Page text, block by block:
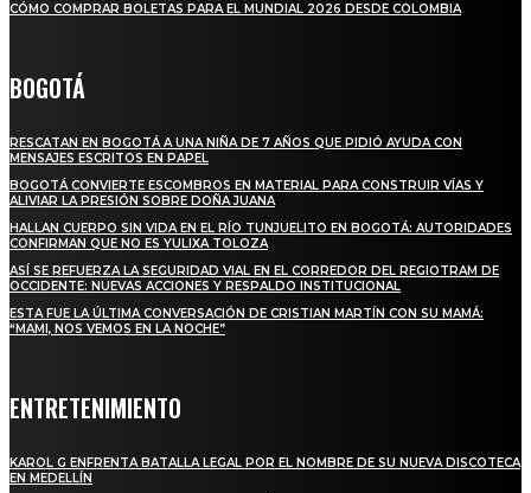
CÓMO COMPRAR BOLETAS PARA EL MUNDIAL 2026 DESDE COLOMBIA
BOGOTÁ
RESCATAN EN BOGOTÁ A UNA NIÑA DE 7 AÑOS QUE PIDIÓ AYUDA CON
MENSAJES ESCRITOS EN PAPEL
BOGOTÁ CONVIERTE ESCOMBROS EN MATERIAL PARA CONSTRUIR VÍAS Y
ALIVIAR LA PRESIÓN SOBRE DOÑA JUANA
HALLAN CUERPO SIN VIDA EN EL RÍO TUNJUELITO EN BOGOTÁ: AUTORIDADES
CONFIRMAN QUE NO ES YULIXA TOLOZA
ASÍ SE REFUERZA LA SEGURIDAD VIAL EN EL CORREDOR DEL REGIOTRAM DE
OCCIDENTE: NUEVAS ACCIONES Y RESPALDO INSTITUCIONAL
ESTA FUE LA ÚLTIMA CONVERSACIÓN DE CRISTIAN MARTÍN CON SU MAMÁ:
“MAMI, NOS VEMOS EN LA NOCHE”
ENTRETENIMIENTO
KAROL G ENFRENTA BATALLA LEGAL POR EL NOMBRE DE SU NUEVA DISCOTECA
EN MEDELLÍN